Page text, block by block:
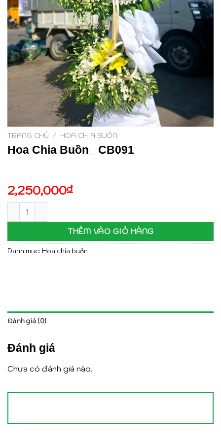
TRANG CHỦ / HOA CHIA BUỒN
Hoa Chia Buồn_ CB091
2,250,000₫
THÊM VÀO GIỎ HÀNG
Danh mục: Hoa chia buồn
Đánh giá (0)
Đánh giá
Chưa có đánh giá nào.